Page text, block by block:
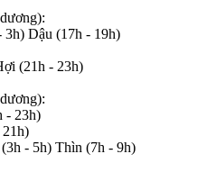
3h) Dậu (17h - 19h)
(21h - 23h)
- 23h)
21h)
- 5h) Thìn (7h - 9h)